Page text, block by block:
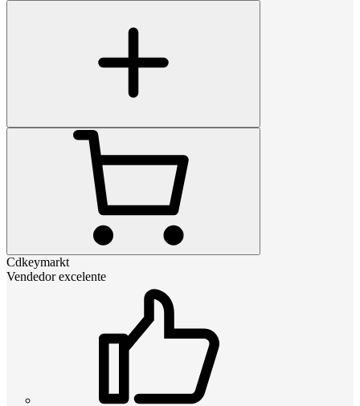
Cdkeymarkt
Vendedor excelente